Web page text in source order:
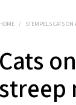
HOME / STEMPELS CATS ON
Cats
streep